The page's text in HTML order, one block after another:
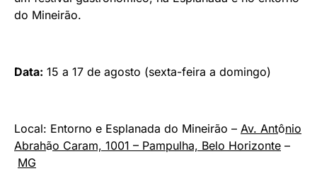
do Mineirão.
Data: 15 a 17 de agosto (sexta-feira a domingo)
Local: Entorno e Esplanada do Mineirão – Av. Antônio
Abrahão Caram, 1001 – Pampulha, Belo Horizonte –
MG